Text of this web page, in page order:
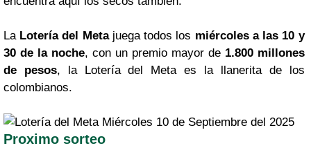
La Lotería del Metajuega todos los miércoles a las 10 y
30 de la noche, con un premio mayor de 1.800 millones
de pesos, la Lotería del Meta es la llanerita de los
colombianos.
Proximo sorteo